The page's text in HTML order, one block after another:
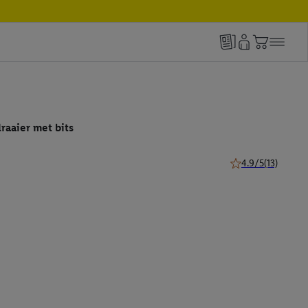
met bits
4.9/5(13)